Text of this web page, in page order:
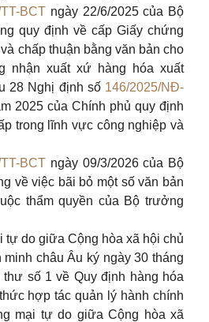
BCT ngày 22/6/2025 của Bộ
quy định về cấp Giấy chứng
chấp thuận bằng văn bản cho
nhận xuất xứ hàng hóa xuất
28 Nghị định số 146/2025/NĐ-
2025 của Chính phủ quy định
trong lĩnh vực công nghiệp và
BCT ngày 09/3/2026 của Bộ
về việc bãi bỏ một số văn bản
thẩm quyền của Bộ trưởng
do giữa Cộng hòa xã hội chủ
châu Âu ký ngày 30 tháng
số 1 về Quy định hàng hóa
hợp tác quản lý hành chính
mại tự do giữa Cộng hòa xã